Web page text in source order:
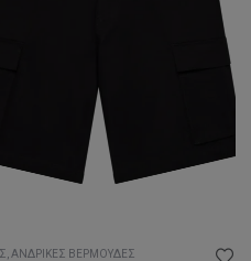
ΑΝΔΡΙΚΈΣ ΒΕΡΜΟΎΔΕΣ